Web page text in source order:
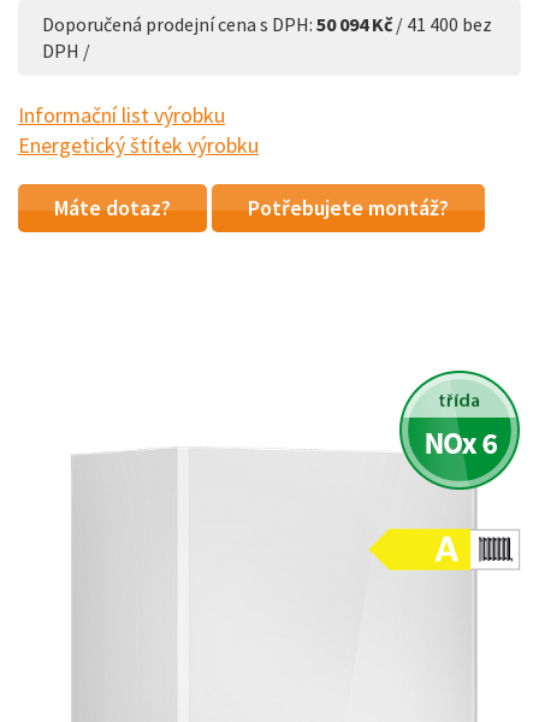
Doporučená prodejní cena s DPH: 50 094 Kč/ 41 400 bez
DPH /
Informační list výrobku
Energetický štítek výrobku
Máte dotaz? Potřebujete montáž?